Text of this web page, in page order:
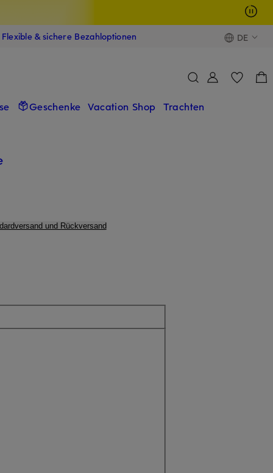
Flexible & sichere Bezahloptionen DE
Geschenke Vacation Shop Trachten
und Rückversand